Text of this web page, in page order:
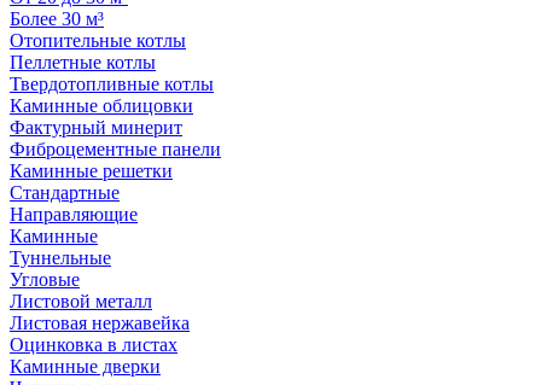
Более 30 м³
Отопительные котлы
Пеллетные котлы
Твердотопливные котлы
Каминные облицовки
Фактурный минерит
Фиброцементные панели
Каминные решетки
Стандартные
Направляющие
Каминные
Туннельные
Угловые
Листовой металл
Листовая нержавейка
Оцинковка в листах
Каминные дверки